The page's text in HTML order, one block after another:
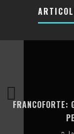
FRANCOFORTE: